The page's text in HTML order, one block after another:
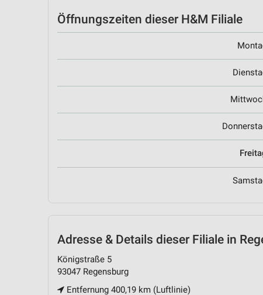
Öffnungszeiten dieser H&M Filiale
Adresse & Details dieser Filiale in
Königstraße 5
93047 Regensburg
Entfernung 400,19 km (Luftlinie)